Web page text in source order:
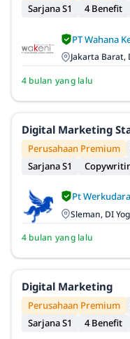
Sarjana S1
4 Benefit
PT Wahana
Jakarta Barat,
4 bulan yang lalu
Digital Marketing
Perusahaan Premium
Sarjana S1
Pt
Sleman, DI
4 bulan yang lalu
Digital Marketing
Perusahaan Premium
Sarjana S1
4 Benefit